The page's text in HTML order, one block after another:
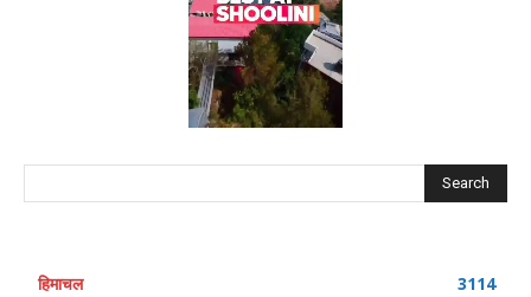
Search
हिमाचल
3114